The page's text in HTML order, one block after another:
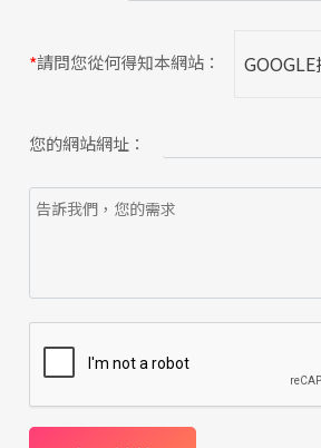
*請問您從何得知本網站：
您的網站網址：